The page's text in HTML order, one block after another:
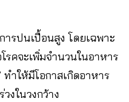
รปนเปื้อนสูง โดยเฉพาะ
รคจะเพิ่มจำนวนในอาหาร
ำให้มีโอกาสเกิดอาหาร
งในวงกว้าง